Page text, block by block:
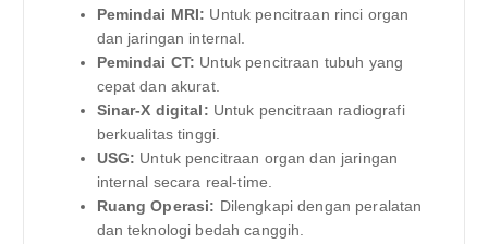
Pemindai MRI: Untuk pencitraan rinci organ
dan jaringan internal.
Pemindai CT: Untuk pencitraan tubuh yang
cepat dan akurat.
Sinar-X digital: Untuk pencitraan radiografi
berkualitas tinggi.
USG: Untuk pencitraan organ dan jaringan
internal secara real-time.
Ruang Operasi: Dilengkapi dengan peralatan
dan teknologi bedah canggih.